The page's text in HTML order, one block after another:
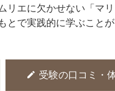
リエに欠かせない「マ
とで実践的に学ぶこと
edit 受験の口コミ・